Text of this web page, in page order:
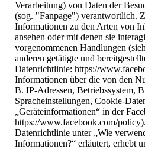
Verarbeitung) von Daten der
(sog. "Fanpage") verantwortlich.
Informationen zu den Arten von
ansehen oder mit denen sie
vorgenommenen Handlungen
anderen getätigte und
Datenrichtlinie: https://
Informationen über die von den
B. IP-Adressen, Betriebssystem,
Spracheinstellungen, Cookie-
„Geräteinformationen“ in der
https://www.facebook.com/
Datenrichtlinie unter „Wie
Informationen?“ erläutert, erhebt